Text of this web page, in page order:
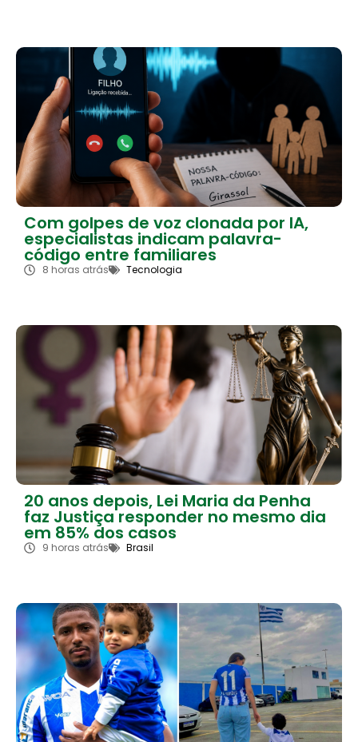
Com golpes de voz clonada por IA,
especialistas indicam palavra-
código entre familiares
8 horas atrás Tecnologia
20 anos depois, Lei Maria da Penha
faz Justiça responder no mesmo dia
em 85% dos casos
9 horas atrás Brasil